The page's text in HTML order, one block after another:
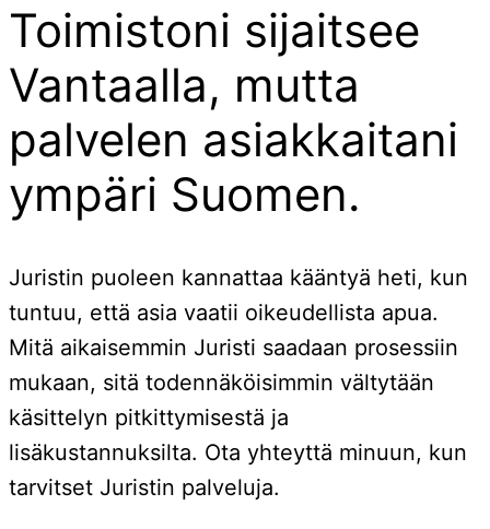
Toimistoni sijaitsee
Vantaalla, mutta
palvelen asiakkaitani
ympäri Suomen.
Juristin puoleen kannattaa kääntyä heti, kun
tuntuu, että asia vaatii oikeudellista apua.
Mitä aikaisemmin Juristi saadaan prosessiin
mukaan, sitä todennäköisimmin vältytään
käsittelyn pitkittymisestä ja
lisäkustannuksilta. Ota yhteyttä minuun, kun
tarvitset Juristin palveluja.